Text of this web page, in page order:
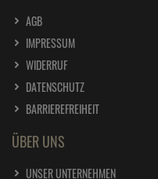
AGB
IMPRESSUM
WIDERRUF
DATENSCHUTZ
BARRIEREFREIHEIT
ÜBER UNS
UNSER UNTERNEHMEN